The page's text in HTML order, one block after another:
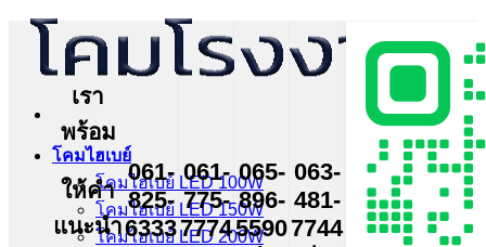
โคมไฮเบย์
โคมไฮเบย์ LED 100W
โคมไฮเบย์ LED 150W
โคมไฮเบย์ LED 200W
เรา
พร้อม
ให้คำ
แนะนำ
061-
825-
6333
061-
775-
7774
065-
896-
5590
063-
481-
7744